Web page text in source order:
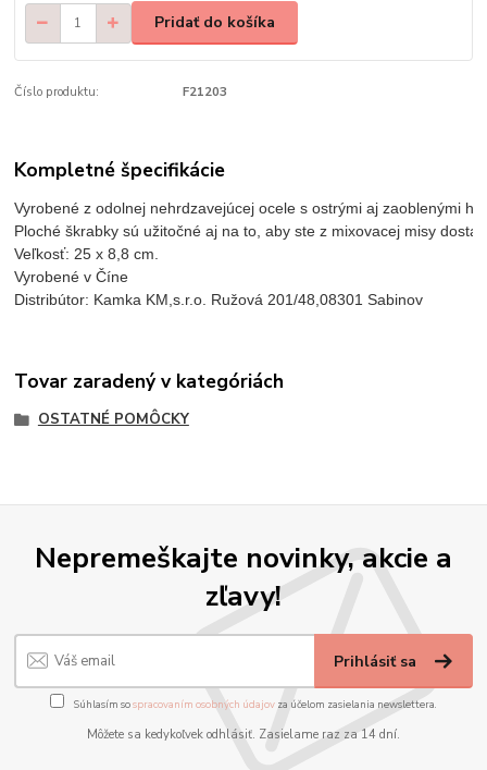
Pridať do košíka
Číslo produktu: F21203
Kompletné špecifikácie
Vyrobené z odolnej nehrdzavejúcej ocele s ostrými aj zaoblenými
Ploché škrabky sú užitočné aj na to, aby ste z mixovacej misy
Veľkosť: 25 x 8,8 cm.
Vyrobené v Číne
Distribútor: Kamka KM,s.r.o. Ružová 201/48,08301 Sabinov
Tovar zaradený v kategóriách
OSTATNÉ POMÔCKY
Nepremeškajte novinky, akcie a
zľavy!
Prihlásiť sa
Súhlasím sospracovaním osobných údajov za účelom zasielania newslettera.
Môžete sa kedykoľvek odhlásiť. Zasielame raz za 14 dní.